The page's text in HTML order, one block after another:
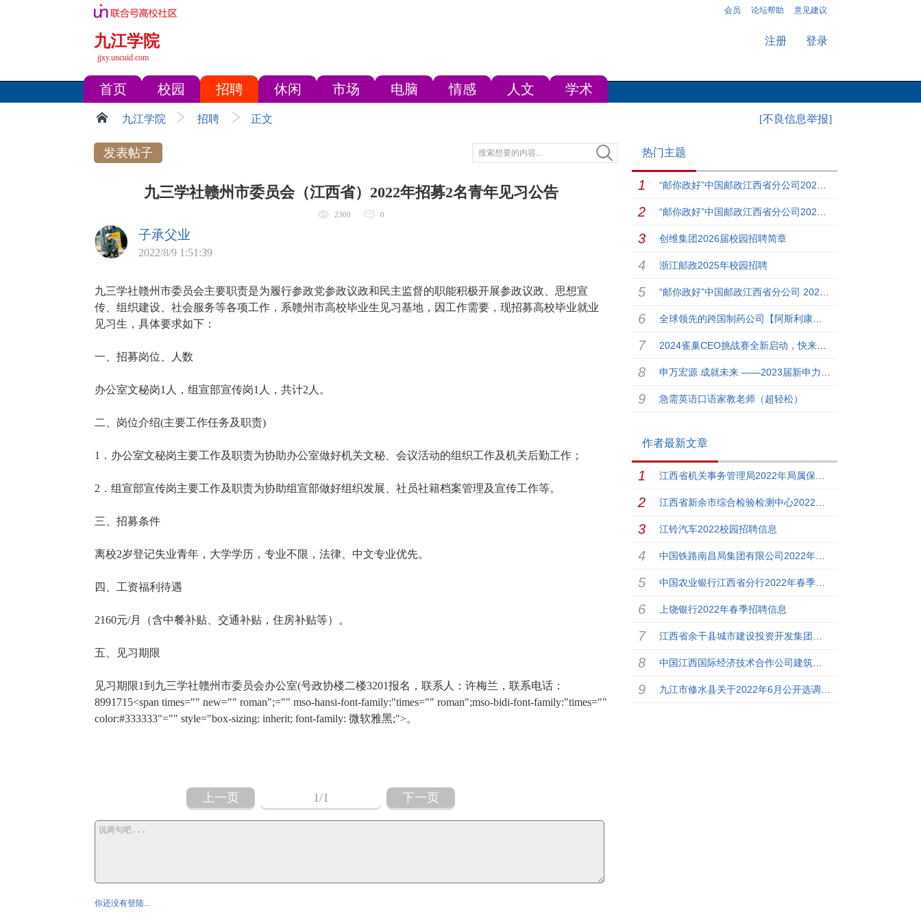
会员 论坛帮助 意见建议
九江学院
jjxy.uncuid.com
注册 登录
首页 校园 招聘 休闲 市场 电脑 情感 人文 学术
九江学院 招聘 正文 [不良信息举报]
发表帖子
九三学社赣州市委员会（江西省）2022年招募2名青年见习公告
2300 0
子承父业
2022/8/9 1:51:39
九三学社赣州市委员会主要职责是为履行参政党参政议政和民主监督的职能积极开展参政议政、思想宣
传、组织建设、社会服务等各项工作，系赣州市高校毕业生见习基地，因工作需要，现招募高校毕业就业
见习生，具体要求如下：
一、招募岗位、人数
办公室文秘岗1人，组宣部宣传岗1人，共计2人。
二、岗位介绍(主要工作任务及职责)
1．办公室文秘岗主要工作及职责为协助办公室做好机关文秘、会议活动的组织工作及机关后勤工作；
2．组宣部宣传岗主要工作及职责为协助组宣部做好组织发展、社员社籍档案管理及宣传工作等。
三、招募条件
离校2岁登记失业青年，大学学历，专业不限，法律、中文专业优先。
四、工资福利待遇
2160元/月（含中餐补贴、交通补贴，住房补贴等）。
五、见习期限
见习期限1到九三学社赣州市委员会办公室(号政协楼二楼3201报名，联系人：许梅兰，联系电话：
8991715<span times="" new="" roman";="" mso-hansi-font-family:"times="" roman";mso-bidi-font-family:"times=""
color:#333333"="" style="box-sizing: inherit; font-family: 微软雅黑;">。
上一页 1/1 下一页
你还没有登陆...
热门主题
创维集团2026届校园招聘简章
浙江邮政2025年校园招聘
急需英语口语家教老师（超轻松）
作者最新文章
江铃汽车2022校园招聘信息
上饶银行2022年春季招聘信息